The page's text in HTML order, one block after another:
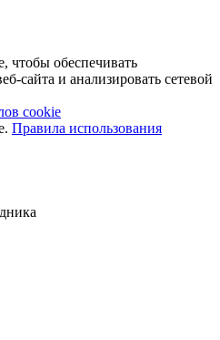
чтобы обеспечивать
сайта и анализировать сетевой
cookie
Правила использования